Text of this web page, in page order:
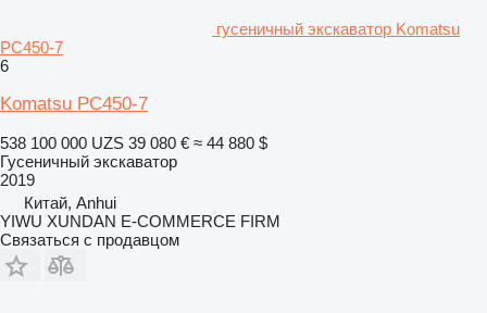
гусеничный экскаватор Komatsu
PC450-7
6
Komatsu PC450-7
538 100 000 UZS 39 080 € ≈ 44 880 $
Гусеничный экскаватор
2019
Китай, Anhui
YIWU XUNDAN E-COMMERCE FIRM
Связаться с продавцом